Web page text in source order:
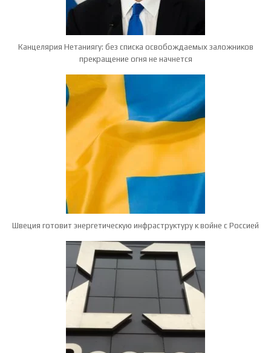
Канцелярия Нетаниягу: без списка освобождаемых заложников
прекращение огня не начнется
Швеция готовит энергетическую инфраструктуру к войне с Россией